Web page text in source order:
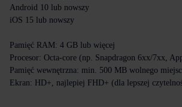
Android 10 lub nowszy
iOS 15 lub nowszy
Pamięć RAM: 4 GB lub więcej
Procesor: Octa-core (np. Snapdragon 6xx/7xx,
Pamięć wewnętrzna: min. 500 MB wolnego
Ekran: HD+, najlepiej FHD+ (dla lepszej